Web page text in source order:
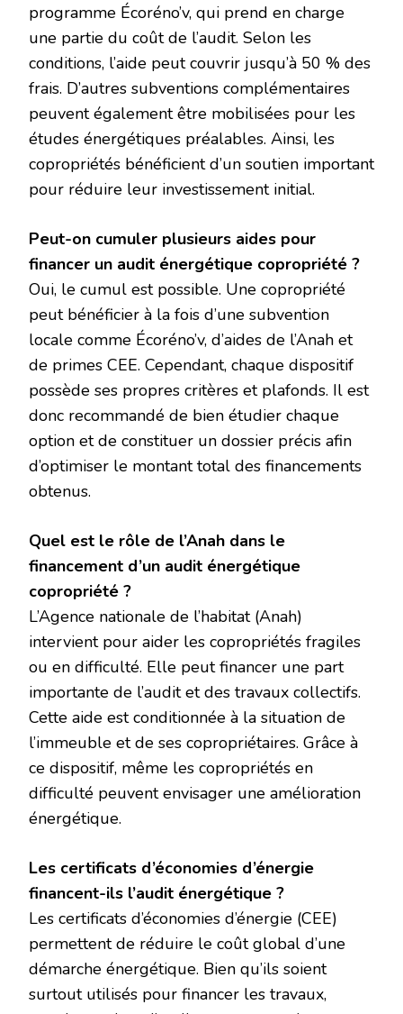
programme Écoréno’v, qui prend en charge
une partie du coût de l’audit. Selon les
conditions, l’aide peut couvrir jusqu’à 50 % des
frais. D’autres subventions complémentaires
peuvent également être mobilisées pour les
études énergétiques préalables. Ainsi, les
copropriétés bénéficient d’un soutien important
pour réduire leur investissement initial.
Peut-on cumuler plusieurs aides pour
financer un audit énergétique copropriété ?
Oui, le cumul est possible. Une copropriété
peut bénéficier à la fois d’une subvention
locale comme Écoréno’v, d’aides de l’Anah et
de primes CEE. Cependant, chaque dispositif
possède ses propres critères et plafonds. Il est
donc recommandé de bien étudier chaque
option et de constituer un dossier précis afin
d’optimiser le montant total des financements
obtenus.
Quel est le rôle de l’Anah dans le
financement d’un audit énergétique
copropriété ?
L’Agence nationale de l’habitat (Anah)
intervient pour aider les copropriétés fragiles
ou en difficulté. Elle peut financer une part
importante de l’audit et des travaux collectifs.
Cette aide est conditionnée à la situation de
l’immeuble et de ses copropriétaires. Grâce à
ce dispositif, même les copropriétés en
difficulté peuvent envisager une amélioration
énergétique.
Les certificats d’économies d’énergie
financent-ils l’audit énergétique ?
Les certificats d’économies d’énergie (CEE)
permettent de réduire le coût global d’une
démarche énergétique. Bien qu’ils soient
surtout utilisés pour financer les travaux,